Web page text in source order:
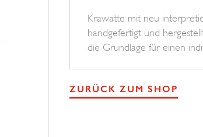
Krawatte mit neu
handgefertigt und
die Grundlage für einen
ZURÜCK ZUM SHOP